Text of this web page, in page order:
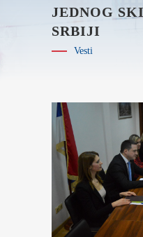
JEDNOG
SRBIJI
Vesti